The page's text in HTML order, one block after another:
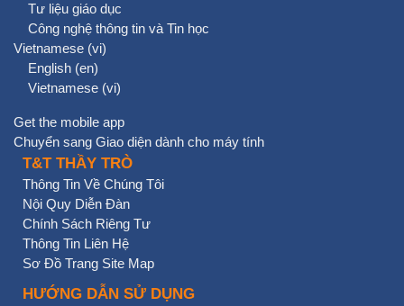
Tư liệu giáo dục
Công nghệ thông tin và Tin học
Vietnamese ‎(vi)‎
English ‎(en)‎
Vietnamese ‎(vi)‎
Get the mobile app
Chuyển sang Giao diện dành cho máy tính
T&T THẦY TRÒ
Thông Tin Về Chúng Tôi
Nội Quy Diễn Đàn
Chính Sách Riêng Tư
Thông Tin Liên Hệ
Sơ Đồ Trang Site Map
HƯỚNG DẪN SỬ DỤNG